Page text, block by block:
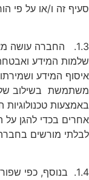
סעיף זה ו/או על פי
1.3. החברה עושה
שלמות המידע
איסוף המידע
משתמשת בשילוב של
אחרים בכדי להגן על
לבלתי מורשים
1.4. בנוסף, כפי